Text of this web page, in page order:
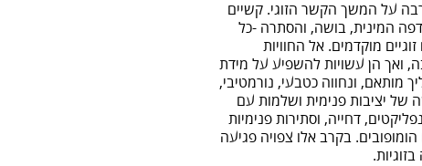
על המשך הקשר הזוגי. קשיים
המינית, בושה, והסתרה -כל
מוקדמים. אל החוויות
ואך הן עשויות להשפיע על מידת
מותאם, ונחווה כטבעי, נורמטיבי,
של יציבות פנימית ושלמות עם
דחייה, וסתירות פנימיות
בקרב אלו צפויה פגיעה